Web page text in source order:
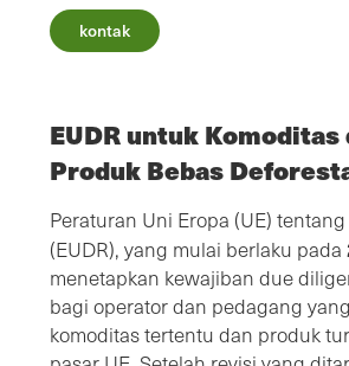
kontak
EUDR untuk Komoditas
Produk Bebas
Peraturan Uni Eropa (UE)
(EUDR), yang mulai berlaku pada
menetapkan kewajiban due
bagi operator dan pedagang
komoditas tertentu dan produk